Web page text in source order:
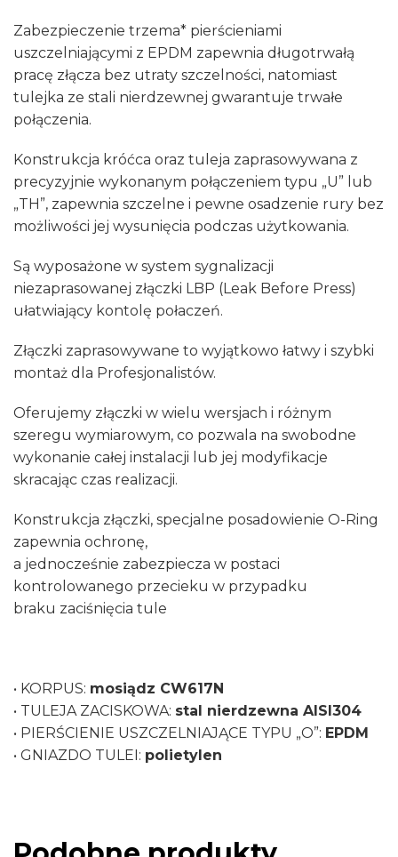
Zabezpieczenie trzema* pierścieniami
uszczelniającymi z EPDM zapewnia długotrwałą
pracę złącza bez utraty szczelności, natomiast
tulejka ze stali nierdzewnej gwarantuje trwałe
połączenia.
Konstrukcja króćca oraz tuleja zaprasowywana z
precyzyjnie wykonanym połączeniem typu „U” lub
„TH”, zapewnia szczelne i pewne osadzenie rury bez
możliwości jej wysunięcia podczas użytkowania.
Są wyposażone w system sygnalizacji
niezaprasowanej złączki LBP (Leak Before Press)
ułatwiający kontolę połaczeń.
Złączki zaprasowywane to wyjątkowo łatwy i szybki
montaż dla Profesjonalistów.
Oferujemy złączki w wielu wersjach i różnym
szeregu wymiarowym, co pozwala na swobodne
wykonanie całej instalacji lub jej modyfikacje
skracając czas realizacji.
Konstrukcja złączki, specjalne posadowienie O-Ring
zapewnia ochronę,
a jednocześnie zabezpiecza w postaci
kontrolowanego przecieku w przypadku
braku zaciśnięcia tule
• KORPUS: mosiądz CW617N
• TULEJA ZACISKOWA: stal nierdzewna AISI304
• PIERŚCIENIE USZCZELNIAJĄCE TYPU „O”: EPDM
• GNIAZDO TULEI: polietylen